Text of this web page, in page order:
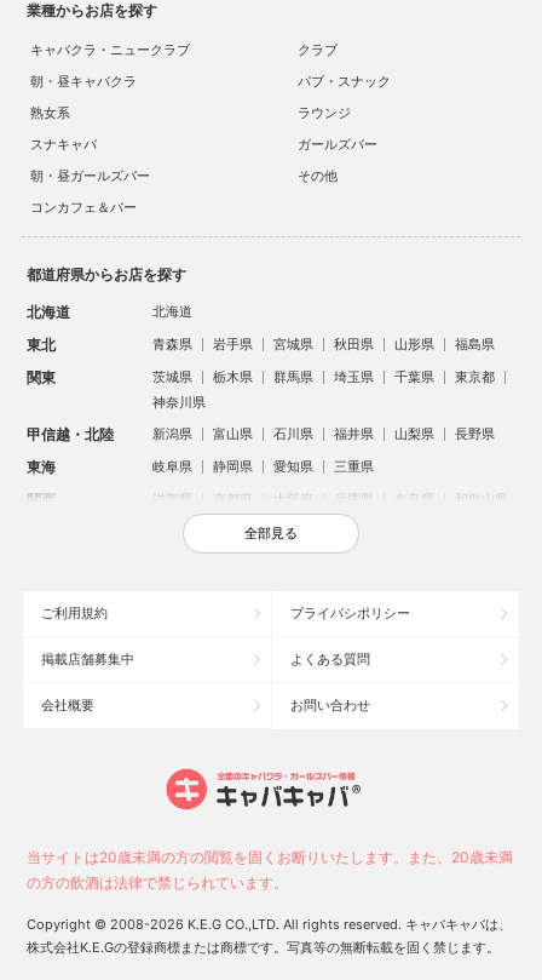
お店に電話する
スタッフ
キャスト
業種からお店を探す
キャバクラ・ニュークラブ
クラブ
朝・昼キャバクラ
パブ・スナック
熟女系
ラウンジ
スナキャバ
ガールズバー
朝・昼ガールズバー
その他
コンカフェ＆バー
都道府県からお店を探す
北海道 北海道
東北 青森県 岩手県 宮城県 秋田県 山形県 福島県
関東 茨城県 栃木県 群馬県 埼玉県 千葉県
東京都
神奈川県
甲信越・北陸 新潟県 富山県 石川県 福井県 山梨県 長野県
東海 岐阜県 静岡県 愛知県 三重県
関西 滋賀県 京都府 大阪府 兵庫県 奈良県 和歌山県
鳥取県 島根県 岡山県 広島県
沖縄県
大宮のキャバクラ
新潟市のキャバクラ
高崎市のキャバクラ
新潟駅前のキャバクラ
全部見る
ご利用規約 プライバシポリシー
掲載店舗募集中 よくある質問
会社概要 お問い合わせ
当サイトは20歳未満の方の閲覧を固くお断りいたします。また、20歳未満
の方の飲酒は法律で禁じられています。
Copyright © 2008-2026 K.E.G CO.,LTD. All rights reserved. キャバキャバは、
株式会社K.E.Gの登録商標または商標です。写真等の無断転載を固く禁じます。